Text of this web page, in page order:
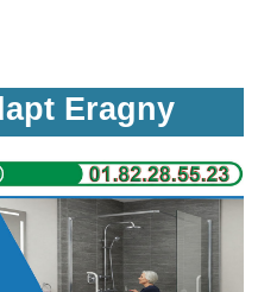
Eragny